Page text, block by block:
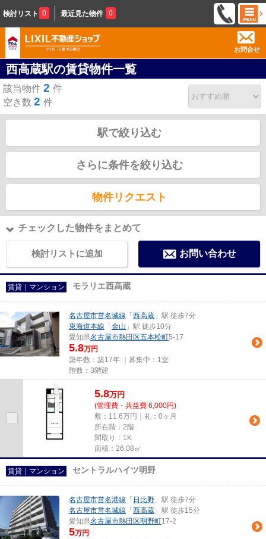
検討リスト 0 最近見た物件 0
お問合せ
西高蔵駅の賃貸物件一覧
該当物件 2 件
空き数 2 件
駅で絞り込む
さらに条件を絞り込む
物件リクエスト
チェックした物件をまとめて
検討リストに追加 お問い合わせ
賃貸｜マンション モラリエ西高蔵
名古屋市営名城線 「 西高蔵 」駅 徒歩7分
東海道本線 「 金山 」駅 徒歩10分
愛知県名古屋市熱田区五本松町5-17
5.8万円
築年数：築17年 ｜募集中： 1室
階数：3階建
5.8万円
(管理費・共益費 6,000円)
敷：11.6万円｜礼：0ヶ月
所在階：2階
間取り：1K
面積：26.08㎡
賃貸｜マンション セントラルハイツ明野
名古屋市営名港線 「 日比野 」駅 徒歩7分
名古屋市営名城線 「 西高蔵 」駅 徒歩15分
愛知県名古屋市熱田区明野町17-2
5万円